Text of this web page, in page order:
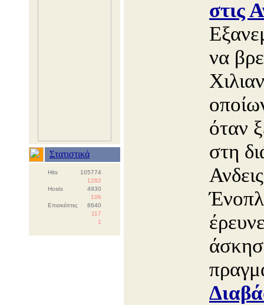
Στατιστικά
Hits
105774
1282
Hosts
4930
106
Επισκέπτες
8640
117
1
στις
να
όταν
στη